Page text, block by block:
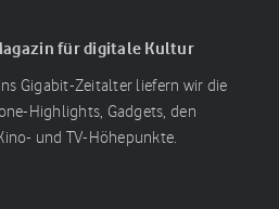
für digitale Kultur
Gigabit-Zeitalter liefern wir die
Highlights, Gadgets, den
und TV-Höhepunkte.